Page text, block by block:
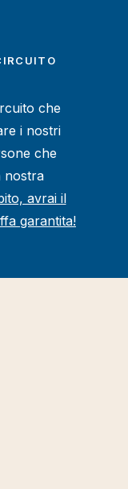
che
i nostri
che
nostra
avrai il
garantita!